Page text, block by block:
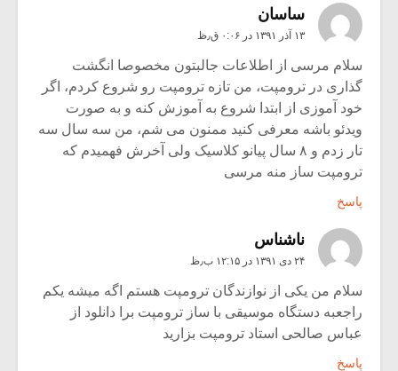
ساسان
۱۳ آذر ۱۳۹۱ در ۰:۰۶ ق٫ظ
سلام مرسی از اطلاعات جالبتون مخصوصا انگشت
گذاری در ترومپت، من تازه ترومپت رو شروع کردم، اگر
خود آموزی از ابتدا شروع به آموزش کنه و به صورت
ویدئو باشه معرفی کنید ممنون می شم، من سه سال سه
تار زدم و ۸ سال پیانو کلاسیک ولی آخرش فهمیدم که
ترومپت ساز منه مرسی
پاسخ
ناشناس
۲۴ دی ۱۳۹۱ در ۱۲:۱۵ ب٫ظ
سلام من یکی از نوازندگان ترومپت هستم اگه میشه یکم
راجعبه دستگاه موسیقی با ساز ترومپت برا دانلود از
عباس صالحی استاد ترومپت بزارید
پاسخ